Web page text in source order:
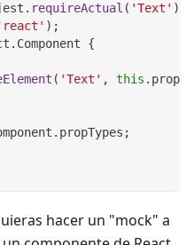
. requireActual ( 'Text' )
) ;
. Component
{
( 'Text' , this . props
. propTypes ;
hacer un "mock" a